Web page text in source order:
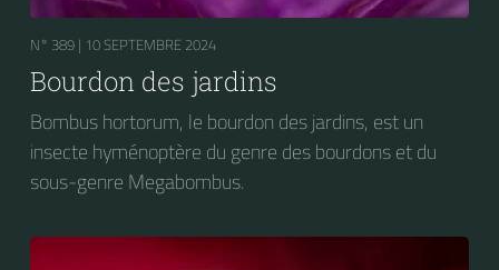
N° 389 | 10 SEPTEMBRE 2024
Bourdon des jardins
Bombus hortorum, le bourdon des jardins, est un
insecte hyménoptère du genre des bourdons et du
sous-genre Megabombus.